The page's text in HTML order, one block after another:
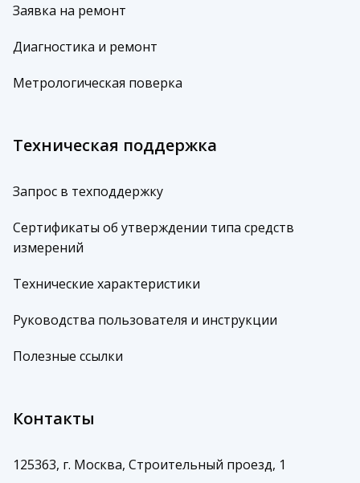
Заявка на ремонт
Диагностика и ремонт
Метрологическая поверка
Техническая поддержка
Запрос в техподдержку
Сертификаты об утверждении типа средств
измерений
Технические характеристики
Руководства пользователя и инструкции
Полезные ссылки
Контакты
125363, г. Москва, Строительный проезд, 1